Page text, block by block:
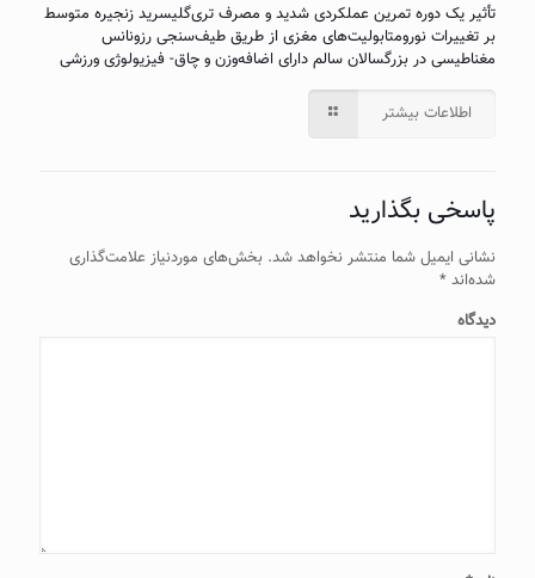
تأثیر یک دوره تمرین عملکردی شدید و مصرف تری‌گلیسرید زنجیره متوسط
بر تغییرات نورومتابولیت‌های مغزی از طریق طیف‌سنجی رزونانس
مغناطیسی در بزرگسالان سالم دارای اضافه‌وزن و چاق- فیزیولوژی ورزشی
اطلاعات بیشتر
پاسخی بگذارید
نشانی ایمیل شما منتشر نخواهد شد. بخش‌های موردنیاز علامت‌گذاری
شده‌اند *
دیدگاه